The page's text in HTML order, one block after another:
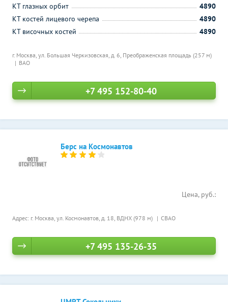
г. Москва, ул. Большая Черкизовская, д. 6, Преображенская площадь (257 м)
ВАО
КТ глазных орбит
4890
КТ костей лицевого черепа
4890
КТ височных костей
4890
+7 495 152-80-40
Берс на Космонавтов
Адрес: г. Москва, ул. Космонавтов, д. 18, ВДНХ (978 м) СВАО
Цена, руб.:
+7 495 135-26-35